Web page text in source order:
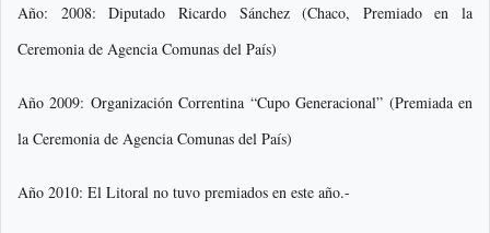
Año: 2008: Diputado Ricardo Sánchez (Chaco, Premiado en la
Ceremonia de Agencia Comunas del País)
Año 2009: Organización Correntina “Cupo Generacional” (Premiada en
la Ceremonia de Agencia Comunas del País)
Año 2010: El Litoral no tuvo premiados en este año.-